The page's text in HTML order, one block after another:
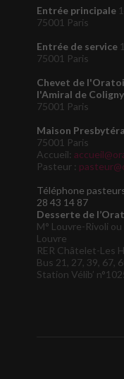
Entrée principale
75001 Paris
Entrée de service
75001 Paris
Chevet de
l'Amiral de Coligny
75001 Paris
Maison
75001 Paris
Accueil:
Pasteur :
Téléphone
28 43 14 87
Desserte de
M° Louvre-Rivoli
Louvre
RER Châtelet-Les
Bus 21, 27, 39, 67,
Station Vélib’